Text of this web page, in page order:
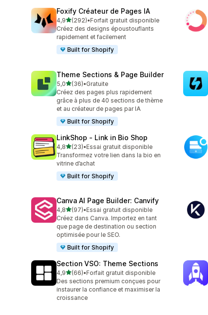
Foxify Créateur de Pages IA
4,9étoile(s) sur 5
(292)
292 avis au total
•Forfait gratuit disponible
Créez des designs époustouflants
rapidement et facilement
Built for Shopify
Theme Sections & Page Builder
5,0étoile(s) sur 5
(36)
36 avis au total
•Gratuite
Créez des pages plus rapidement
grâce à plus de 40 sections de thème
et au créateur de pages par IA
Built for Shopify
LinkShop ‑ Link in Bio Shop
4,8étoile(s) sur 5
(23)
23 avis au total
•Essai gratuit disponible
Transformez votre lien dans la bio en
vitrine d’achat
Built for Shopify
Canva AI Page Builder: Canvify
4,8étoile(s) sur 5
(97)
97 avis au total
•Essai gratuit disponible
Créez dans Canva. Importez en tant
que page de destination ou section
optimisée pour le SEO.
Built for Shopify
Section VSO: Theme Sections
4,9étoile(s) sur 5
(66)
66 avis au total
•Forfait gratuit disponible
Des sections premium conçues pour
instaurer la confiance et maximiser la
croissance